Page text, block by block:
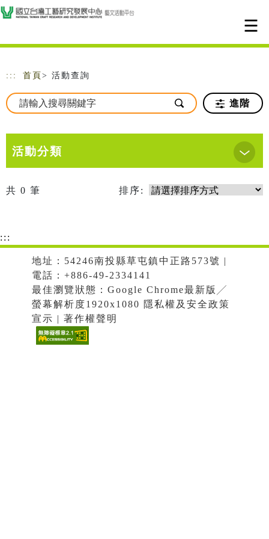
跳到主要內容
網站導覽
::: 首頁 > 活動查詢
進階
活動分類
共 0 筆 排序:
:::
地址：54246南投縣草屯鎮中正路573號 |
電話：+886-49-2334141
最佳瀏覽狀態：Google Chrome最新版╱
螢幕解析度1920x1080 隱私權及安全政策
宣示 | 著作權聲明